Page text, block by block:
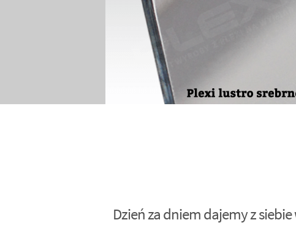
Dzień za dniem dajemy z